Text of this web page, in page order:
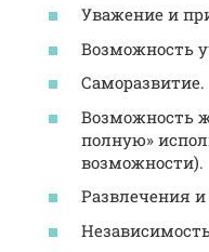
Уважение и
Возможность
Саморазвитие.
Возможность
полную»
возможности).
Развлечения и